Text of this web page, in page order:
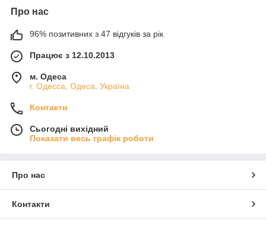
Про нас
96% позитивних з 47 відгуків за рік
Працює з 12.10.2013
м. Одеса
г. Одесса, Одеса, Україна
Контакти
Сьогодні вихідний
Показати весь графік роботи
Про нас
Контакти